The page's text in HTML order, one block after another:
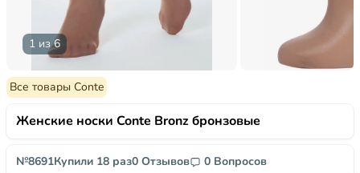
1 из 6
Все товары Conte
Женские носки Conte Bronz бронзовые
№8691Купили 18 раз0 Отзывов 0 Вопросов